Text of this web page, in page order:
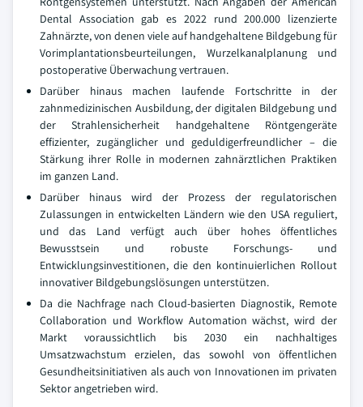
Dental Association gab es 2022 rund 200.000 lizenzierte
Zahnärzte, von denen viele auf handgehaltene Bildgebung für
Vorimplantationsbeurteilungen, Wurzelkanalplanung und
postoperative Überwachung vertrauen.
Darüber hinaus machen laufende Fortschritte in der
zahnmedizinischen Ausbildung, der digitalen Bildgebung und
der Strahlensicherheit handgehaltene Röntgengeräte
effizienter, zugänglicher und geduldigerfreundlicher – die
Stärkung ihrer Rolle in modernen zahnärztlichen Praktiken
im ganzen Land.
Darüber hinaus wird der Prozess der regulatorischen
Zulassungen in entwickelten Ländern wie den USA reguliert,
und das Land verfügt auch über hohes öffentliches
Bewusstsein und robuste Forschungs- und
Entwicklungsinvestitionen, die den kontinuierlichen Rollout
innovativer Bildgebungslösungen unterstützen.
Da die Nachfrage nach Cloud-basierten Diagnostik, Remote
Collaboration und Workflow Automation wächst, wird der
Markt voraussichtlich bis 2030 ein nachhaltiges
Umsatzwachstum erzielen, das sowohl von öffentlichen
Gesundheitsinitiativen als auch von Innovationen im privaten
Sektor angetrieben wird.